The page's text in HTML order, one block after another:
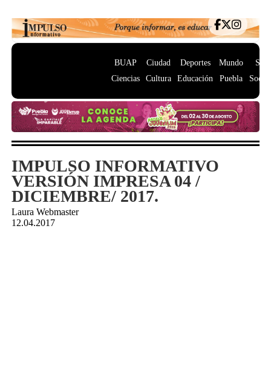
BUAP
Ciencias
Ciudad
Cultura
Deportes
Educación
Mundo
Puebla
IMPULSO INFORMATIVO
VERSIÓN IMPRESA 04 /
DICIEMBRE/ 2017.
Laura Webmaster
12.04.2017